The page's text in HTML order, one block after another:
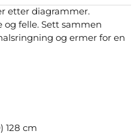
etter diagrammer.
og felle. Sett sammen
og ermer for en
128 cm